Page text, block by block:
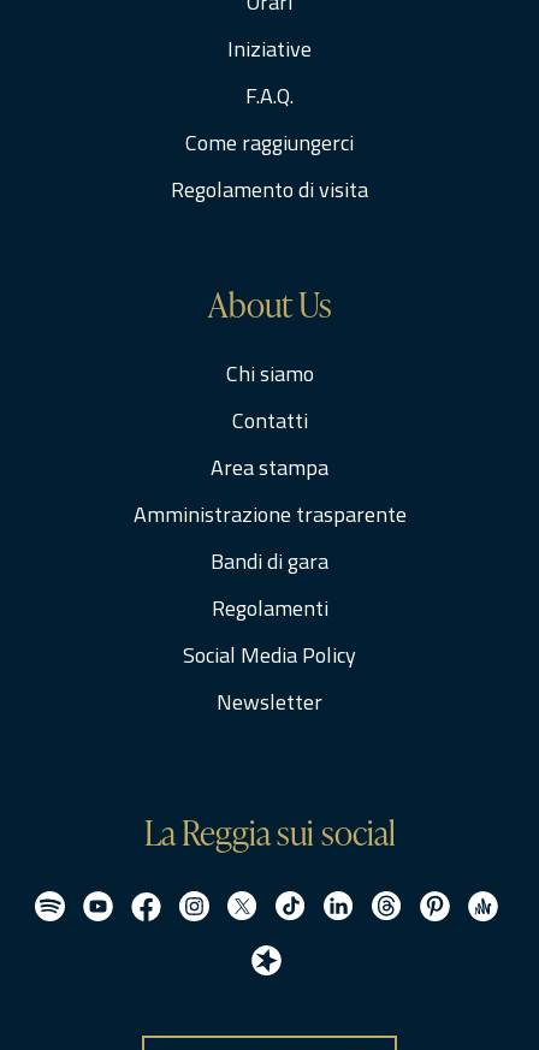
Iniziative
F.A.Q.
Come raggiungerci
Regolamento di visita
About Us
Chi siamo
Contatti
Area stampa
Amministrazione trasparente
Bandi di gara
Regolamenti
Social Media Policy
Newsletter
La Reggia sui social